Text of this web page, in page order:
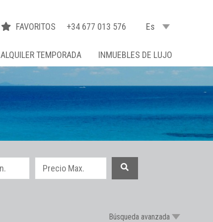
FAVORITOS +34 677 013 576 Es
ALQUILER TEMPORADA INMUEBLES DE LUJO
Búsqueda avanzada